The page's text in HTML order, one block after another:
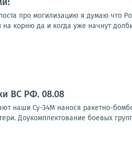
про могилизацию я думаю что
корню да и когда уже начнут
ВС РФ. 08.08
наши Су-34М нанося ракетно-
Доукомплектование боевых